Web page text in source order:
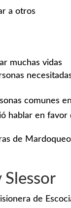
a otros
muchas vidas
comunes
hablar en favor
de
de